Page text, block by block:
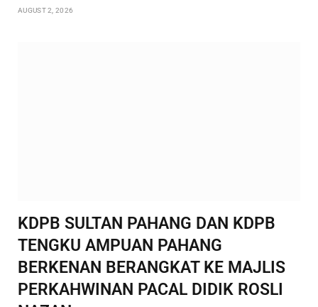
AUGUST 2, 2026
KDPB SULTAN PAHANG DAN KDPB
TENGKU AMPUAN PAHANG
BERKENAN BERANGKAT KE MAJLIS
PERKAHWINAN PACAL DIDIK ROSLI